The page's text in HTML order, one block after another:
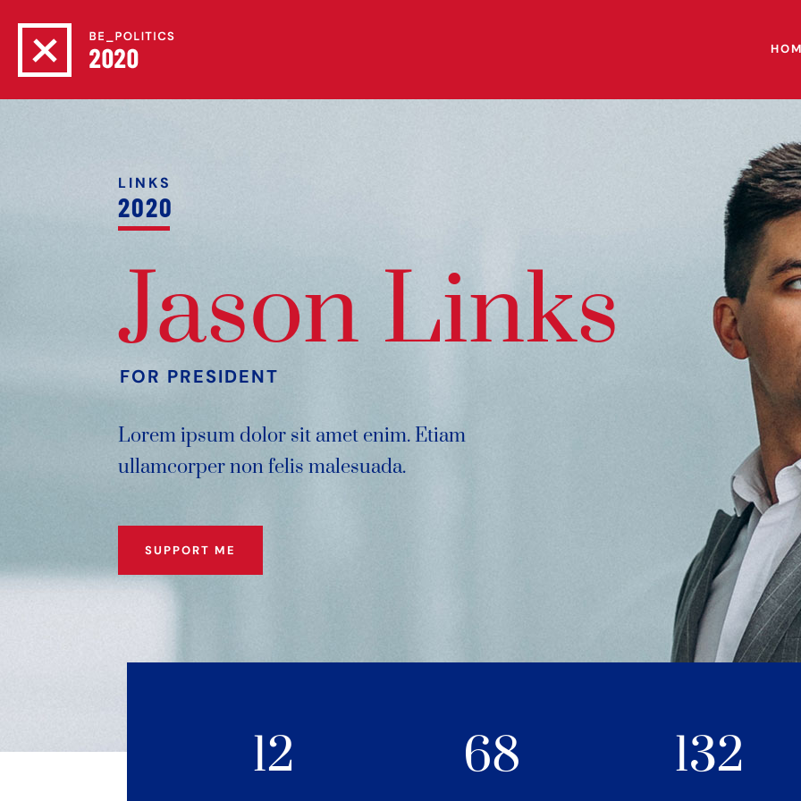
2020
Jason Links
Lorem ipsum dolor sit amet enim. Etiam
ullamcorper non felis malesuada.
SUPPORT ME
FOR PRESIDENT
LINKS
12 68 132